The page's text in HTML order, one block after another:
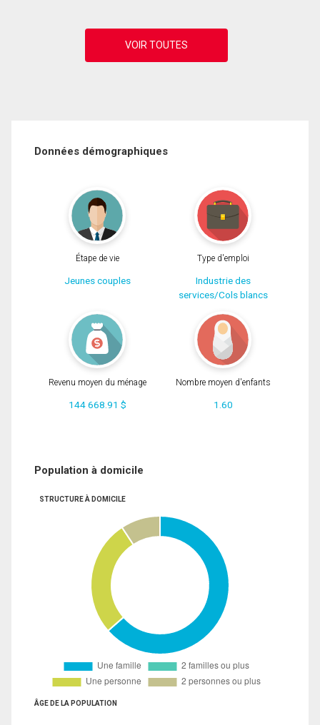
Données démographiques
Étape de vie
Jeunes couples
Type d'emploi
Industrie des
services/Cols blancs
Revenu moyen du ménage
144 668.91 $
Nombre moyen d'enfants
1.60
Population à domicile
STRUCTURE À DOMICILE
ÂGE DE LA POPULATION